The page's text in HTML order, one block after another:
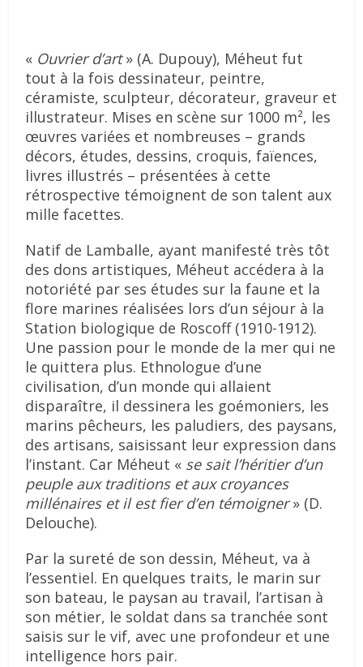
« Ouvrier d’art» (A. Dupouy), Méheut fut
tout à la fois dessinateur, peintre,
céramiste, sculpteur, décorateur, graveur et
illustrateur. Mises en scène sur 1000 m², les
œuvres variées et nombreuses – grands
décors, études, dessins, croquis, faïences,
livres illustrés – présentées à cette
rétrospective témoignent de son talent aux
mille facettes.
Natif de Lamballe, ayant manifesté très tôt
des dons artistiques, Méheut accédera à la
notoriété par ses études sur la faune et la
flore marines réalisées lors d’un séjour à la
Station biologique de Roscoff (1910-1912).
Une passion pour le monde de la mer qui ne
le quittera plus. Ethnologue d’une
civilisation, d’un monde qui allaient
disparaître, il dessinera les goémoniers, les
marins pêcheurs, les paludiers, des paysans,
des artisans, saisissant leur expression dans
l’instant. Car Méheut « se sait l’héritier d’un
peuple aux traditions et aux croyances
millénaires et il est fier d’en témoigner» (D.
Delouche).
Par la sureté de son dessin, Méheut, va à
l’essentiel. En quelques traits, le marin sur
son bateau, le paysan au travail, l’artisan à
son métier, le soldat dans sa tranchée sont
saisis sur le vif, avec une profondeur et une
intelligence hors pair.